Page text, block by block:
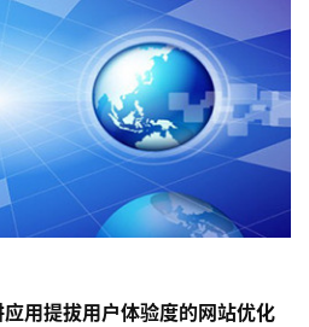
用提拔用户体验度的网站优化